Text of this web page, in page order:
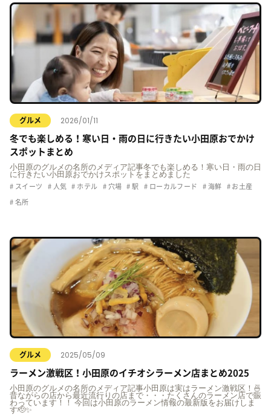
グルメ 2026/01/11
冬でも楽しめる！寒い日・雨の日に行きたい小田原おでかけ
スポットまとめ
小田原のグルメの名所のメディア記事冬でも楽しめる！寒い日・雨の日
に行きたい小田原おでかけスポットをまとめました
スイーツ 人気 ホテル 穴場 駅 ローカルフード 海鮮 お土産
名所
グルメ 2025/05/09
ラーメン激戦区！小田原のイチオシラーメン店まとめ2025
小田原のグルメの名所のメディア記事小田原は実はラーメン激戦区！🍜
昔ながらの店から最近流行りの店まで・・・たくさんのラーメン店で賑
わっています！！ 今回は小田原のラーメン情報の最新版をお届けしま
す🫡✨